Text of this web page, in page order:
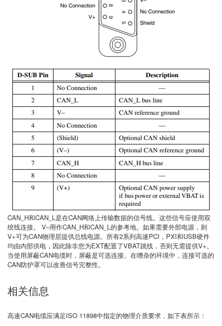
CAN_H和CAN_L是在CAN网络上传输数据的信号线。这些信号应使用双
绞线连接。 V–用作CAN_H和CAN_L的参考地。如果需要外部电源，则
V+可为CAN物理层提供总线电源。所有2系列高速PCI，PXI和USB硬件
均由内部供电，因此除非您为EXT配置了VBAT跳线，否则无需提供V+。
当使用屏蔽CAN电缆时，屏蔽是可选连接。在嘈杂的环境中，连接可选的
CAN防护罩可以改善信号完整性。
相关信息
高速CAN电缆应满足ISO 11898中指定的物理介质要求，如下表所示：